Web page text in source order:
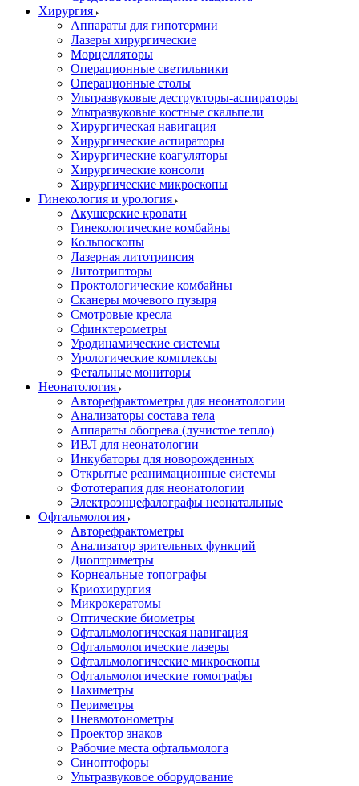
Хирургия
Аппараты для гипотермии
Лазеры хирургические
Морцелляторы
Операционные светильники
Операционные столы
Ультразвуковые деструкторы-аспираторы
Ультразвуковые костные скальпели
Хирургическая навигация
Хирургические аспираторы
Хирургические коагуляторы
Хирургические консоли
Хирургические микроскопы
Гинекология и урология
Акушерские кровати
Гинекологические комбайны
Кольпоскопы
Лазерная литотрипсия
Литотрипторы
Проктологические комбайны
Сканеры мочевого пузыря
Смотровые кресла
Сфинктерометры
Уродинамические системы
Урологические комплексы
Фетальные мониторы
Неонатология
Авторефрактометры для неонатологии
Анализаторы состава тела
Аппараты обогрева (лучистое тепло)
ИВЛ для неонатологии
Инкубаторы для новорожденных
Открытые реанимационные системы
Фототерапия для неонатологии
Электроэнцефалографы неонатальные
Офтальмология
Авторефрактометры
Анализатор зрительных функций
Диоптриметры
Корнеальные топографы
Криохирургия
Микрокератомы
Оптические биометры
Офтальмологическая навигация
Офтальмологические лазеры
Офтальмологические микроскопы
Офтальмологические томографы
Пахиметры
Периметры
Пневмотонометры
Проектор знаков
Рабочие места офтальмолога
Синоптофоры
Ультразвуковое оборудование